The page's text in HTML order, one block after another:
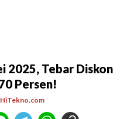
2025, Tebar Diskon
Persen!
HiTekno.com